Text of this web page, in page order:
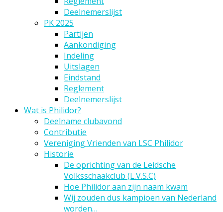
Deelnemerslijst
PK 2025
Partijen
Aankondiging
Indeling
Uitslagen
Eindstand
Reglement
Deelnemerslijst
Wat is Philidor?
Deelname clubavond
Contributie
Vereniging Vrienden van LSC Philidor
Historie
De oprichting van de Leidsche
Volksschaakclub (L.V.S.C)
Hoe Philidor aan zijn naam kwam
Wij zouden dus kampioen van Nederland
worden…